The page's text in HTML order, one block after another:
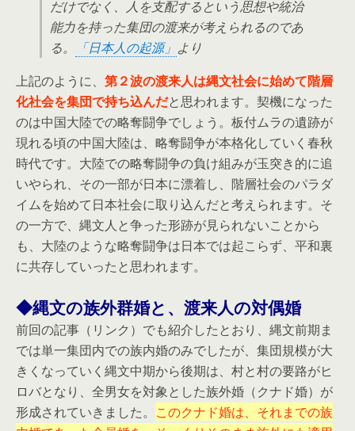
だけでなく、人を支配するという思想や統治
能力を持った集団の渡来が考えられるのであ
る。
「日本人の起源」 より
上記のように、 第２波の渡来人は縄文社会に始めて階層
化社会を集団で持ち込んだと思われます。契機になった
のは中国大陸での略奪闘争でしょう。板付ムラの遺跡が
現れる頃の中国大陸は、略奪闘争が本格化していく春秋
時代です。大陸での略奪闘争の負け組みが玉突き的に追
いやられ、その一部が日本に漂着し、階層社会のパラダ
イムを始めて日本社会に取り込んだと考えられます。そ
の一方で、縄文人と争った形跡が見られないことから
も、大陸のような略奪闘争は日本では起こらず、平和裏
に共存していったと思われます。
◆縄文の族外群婚と、渡来人の対偶婚
前回の記事（リンク）でも紹介したとおり、縄文前期ま
では単一集団内での族内婚のみでしたが、集団規模が大
きくなっていく縄文中期から後期は、村と村の要路がヒ
ロバとなり、全男女を対象とした族外婚（クナド婚）が
形成されていきました。 このクナド婚は、それまでの族